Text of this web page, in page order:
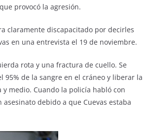
provocó la agresión.
claramente discapacitado por decirles
en una entrevista el 19 de noviembre.
rota y una fractura de cuello. Se
de la sangre en el cráneo y liberar la
medio. Cuando la policía habló con
debido a que Cuevas estaba